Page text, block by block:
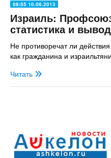
08:55 10.06.2013
Израиль:
статистика и
Не противоречат ли
как гражданина и
Читать